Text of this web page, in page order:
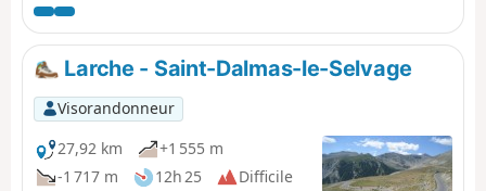
1500 m de D+. Cette étape magnifique passe aux
Baraquements de Viraysse, haut lieu de l'histoire
militaire de l'Ubaye avec la batterie éponyme, la plus
haute de France à 2772 m d'altitude.
Larche - Saint-Dalmas-le-Selvage
Visorandonneur
27,92 km
+1 555 m
-1 717 m
12h 25
Difficile